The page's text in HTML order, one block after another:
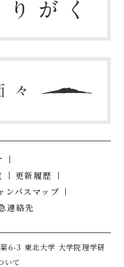
更新履歴
ンパスマップ
連絡先
6-3 東北大学 大学院理学研
いて